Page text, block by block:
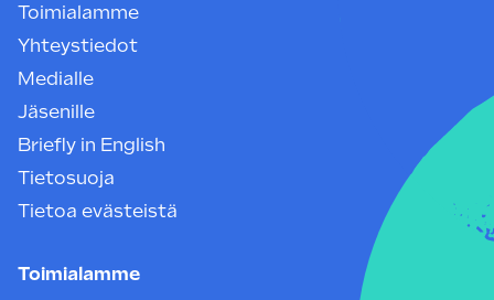
Toimialamme
Yhteystiedot
Medialle
Jäsenille
Briefly in English
Tietosuoja
Tietoa evästeistä
Toimialamme